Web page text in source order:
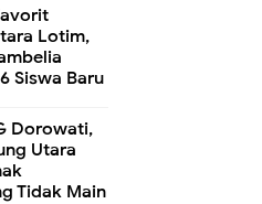
Lotim,
Siswa Baru
Dorowati,
Utara
Tidak Main